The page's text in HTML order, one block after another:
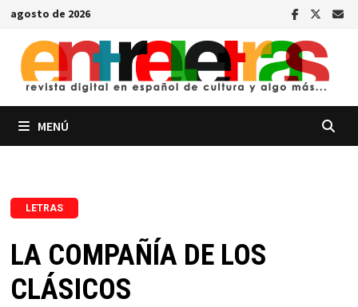
Saltar
contenido
agosto de 2026
MENÚ
LETRAS
LA COMPAÑÍA DE LOS
CLÁSICOS